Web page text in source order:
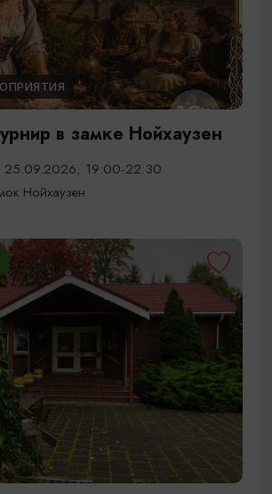
в замке Нойхаузен
25.09.2026, 19:00-22:30
Нойхаузен